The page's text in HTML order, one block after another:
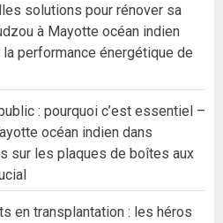
solutions pour rénover sa
à Mayotte océan indien
performance énergétique de
: pourquoi c’est essentiel –
océan indien dans
sur les plaques de boîtes aux
en transplantation : les héros